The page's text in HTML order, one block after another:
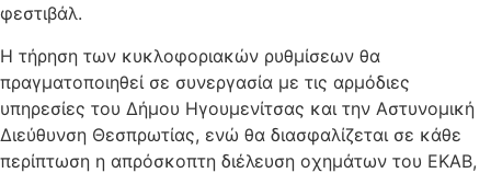
φεστιβάλ.
Η τήρηση των κυκλοφοριακών ρυθμίσεων θα
πραγματοποιηθεί σε συνεργασία με τις αρμόδιες
υπηρεσίες του Δήμου Ηγουμενίτσας και την Αστυνομική
Διεύθυνση Θεσπρωτίας, ενώ θα διασφαλίζεται σε κάθε
περίπτωση η απρόσκοπτη διέλευση οχημάτων του ΕΚΑΒ,